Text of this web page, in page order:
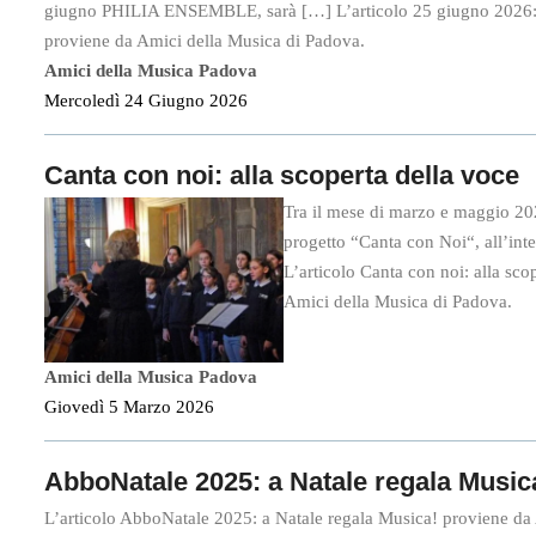
giugno PHILIA ENSEMBLE, sarà […] L’articolo 25 giugno
proviene da Amici della Musica di Padova.
Amici della Musica Padova
Mercoledì 24 Giugno 2026
Canta con noi: alla scoperta della voce
Tra il mese di marzo e maggio
progetto “Canta con Noi“,
L’articolo Canta con noi: alla
Amici della Musica di Padova.
Amici della Musica Padova
Giovedì 5 Marzo 2026
AbboNatale 2025: a Natale regala
L’articolo AbboNatale 2025: a Natale regala Musica! proviene